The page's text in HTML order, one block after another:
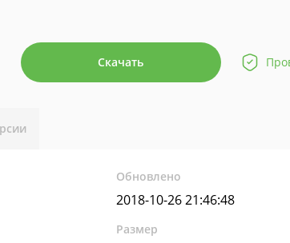
Скачать
Обновлено
2018-10-26 21:46:48
Размер